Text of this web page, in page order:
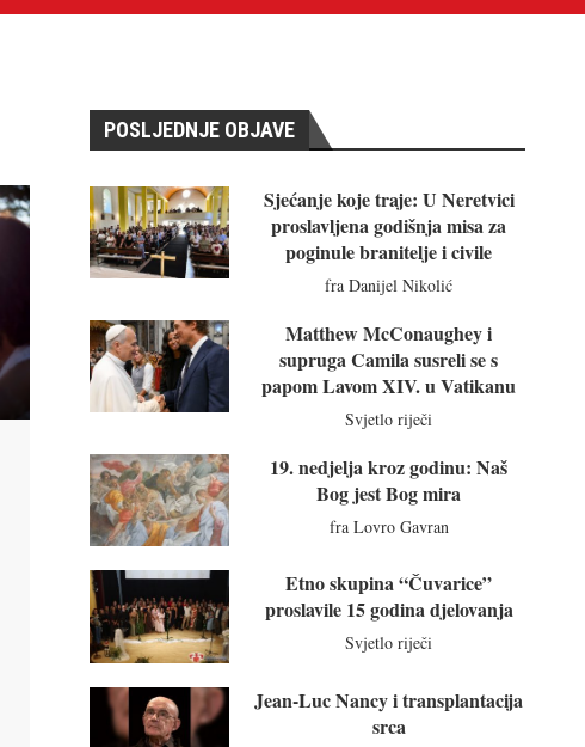
POSLJEDNJE OBJAVE
Sjećanje koje traje: U Neretvici
proslavljena godišnja misa za
poginule branitelje i civile
fra Danijel Nikolić
Matthew McConaughey i
supruga Camila susreli se s
papom Lavom XIV. u Vatikanu
Svjetlo riječi
19. nedjelja kroz godinu: Naš
Bog jest Bog mira
fra Lovro Gavran
Etno skupina “Čuvarice”
proslavile 15 godina djelovanja
Svjetlo riječi
Jean-Luc Nancy i transplantacija
srca